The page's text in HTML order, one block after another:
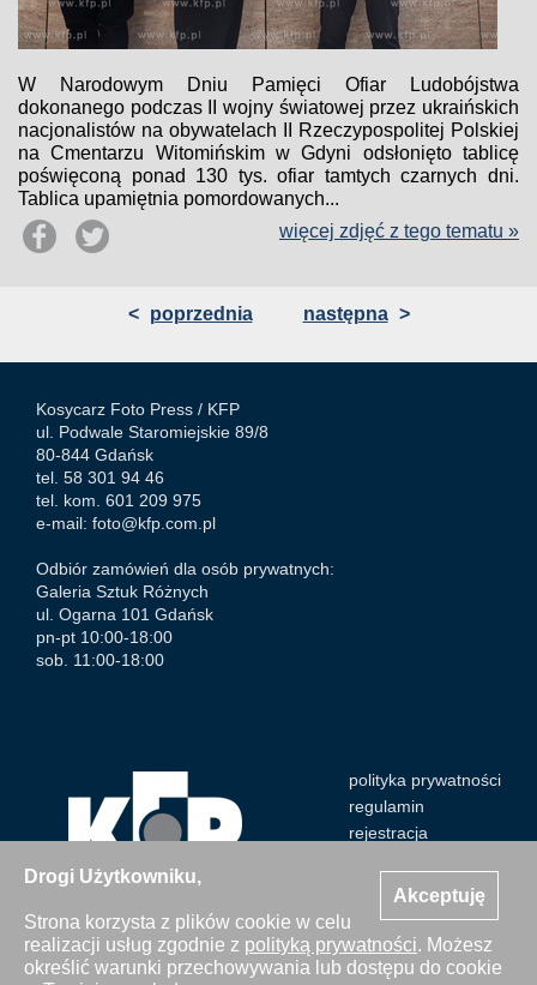
Akceptuję
Drogi Użytkowniku,
Strona korzysta z plików cookie w celu
realizacji usług zgodnie z polityką prywatności. Możesz
określić warunki przechowywania lub dostępu do cookie
W Narodowym Dniu Pamięci Ofiar Ludobójstwa
dokonanego podczas II wojny światowej przez ukraińskich
nacjonalistów na obywatelach II Rzeczypospolitej Polskiej
na Cmentarzu Witomińskim w Gdyni odsłonięto tablicę
poświęconą ponad 130 tys. ofiar tamtych czarnych dni.
Tablica upamiętnia pomordowanych...
więcej zdjęć z tego tematu »
< poprzednia następna >
Kosycarz Foto Press / KFP
ul. Podwale Staromiejskie 89/8
80-844 Gdańsk
tel. 58 301 94 46
tel. kom. 601 209 975
e-mail: foto@kfp.com.pl
Odbiór zamówień dla osób prywatnych:
Galeria Sztuk Różnych
ul. Ogarna 101 Gdańsk
pn-pt 10:00-18:00
sob. 11:00-18:00
polityka prywatności
regulamin
rejestracja
Wszystkie zdjęcia Agencji Kosycarz Foto Press/KFP są
chronione prawem autorskim. Publikacja i kopiowanie bez